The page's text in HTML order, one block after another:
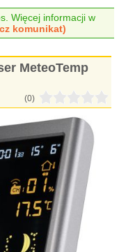
Więcej informacji w
komunikat)
MeteoTemp
(0)